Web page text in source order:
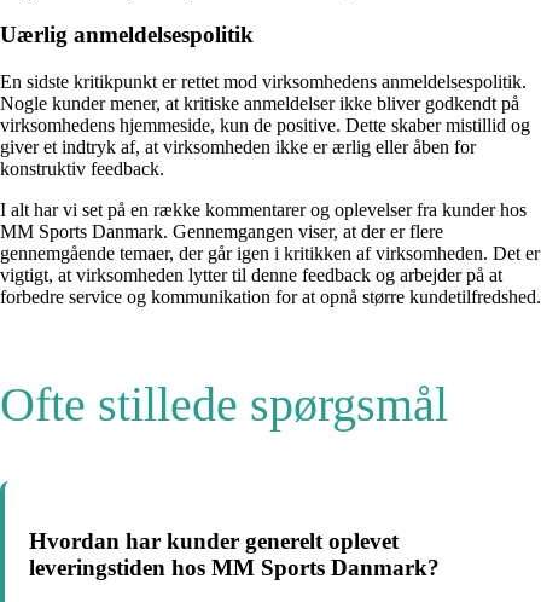
Uærlig anmeldelsespolitik
En sidste kritikpunkt er rettet mod virksomhedens anmeldelsespolitik.
Nogle kunder mener, at kritiske anmeldelser ikke bliver godkendt på
virksomhedens hjemmeside, kun de positive. Dette skaber mistillid og
giver et indtryk af, at virksomheden ikke er ærlig eller åben for
konstruktiv feedback.
I alt har vi set på en række kommentarer og oplevelser fra kunder hos
MM Sports Danmark. Gennemgangen viser, at der er flere
gennemgående temaer, der går igen i kritikken af virksomheden. Det er
vigtigt, at virksomheden lytter til denne feedback og arbejder på at
forbedre service og kommunikation for at opnå større kundetilfredshed.
Ofte stillede spørgsmål
Hvordan har kunder generelt oplevet
leveringstiden hos MM Sports Danmark?